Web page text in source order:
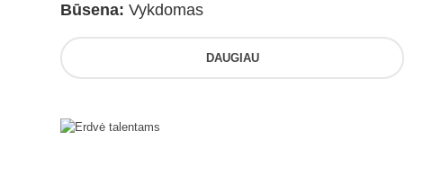
Būsena: Vykdomas
DAUGIAU